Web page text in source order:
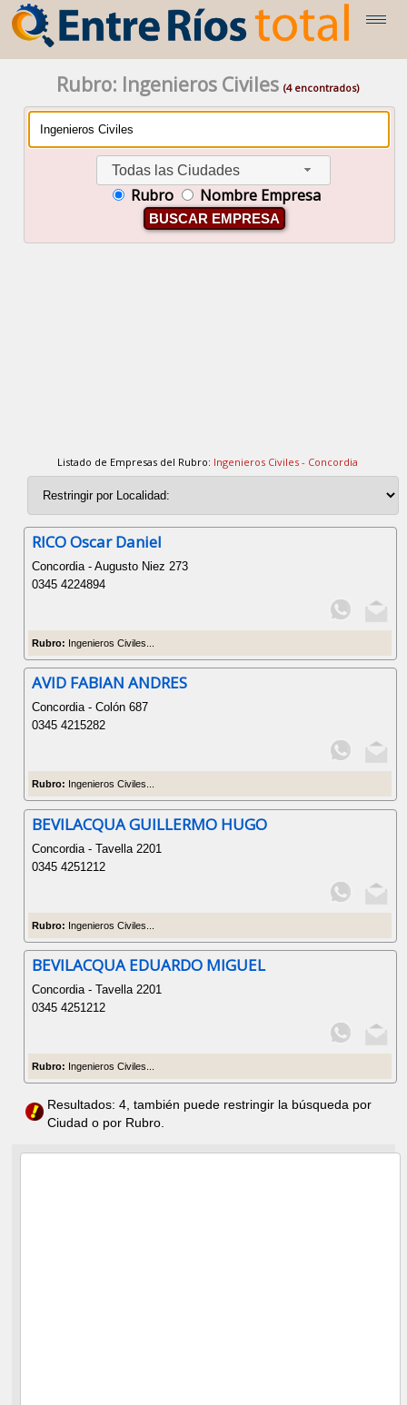
Rubro: Ingenieros Civiles (4 encontrados)
Todas las Ciudades
Rubro Nombre Empresa
BUSCAR EMPRESA
Listado de Empresas del Rubro: Ingenieros Civiles - Concordia
RICO Oscar Daniel
Concordia - Augusto Niez 273
0345 4224894
Rubro: Ingenieros Civiles...
AVID FABIAN ANDRES
Concordia - Colón 687
0345 4215282
Rubro: Ingenieros Civiles...
BEVILACQUA GUILLERMO HUGO
Concordia - Tavella 2201
0345 4251212
Rubro: Ingenieros Civiles...
BEVILACQUA EDUARDO MIGUEL
Concordia - Tavella 2201
0345 4251212
Rubro: Ingenieros Civiles...
Resultados: 4, también puede restringir la búsqueda por
Ciudad o por Rubro.